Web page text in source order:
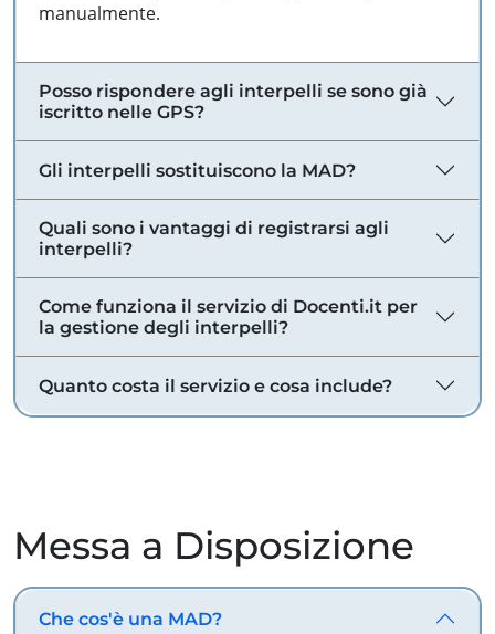
manualmente.
Posso rispondere agli interpelli se sono già
iscritto nelle GPS?
Gli interpelli sostituiscono la MAD?
Quali sono i vantaggi di registrarsi agli
interpelli?
Come funziona il servizio di Docenti.it per
la gestione degli interpelli?
Quanto costa il servizio e cosa include?
Messa a Disposizione
Che cos'è una MAD?